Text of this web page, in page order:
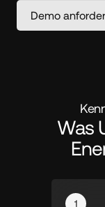
Demo
Was
1